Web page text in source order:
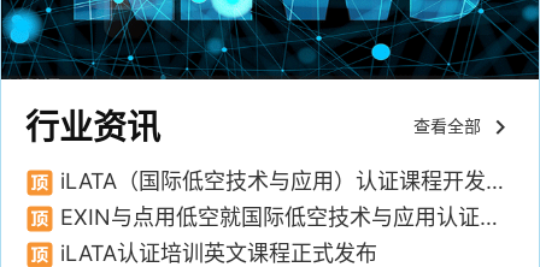
行业资讯 查看全部 keyboard_arrow_right
iLATA（国际低空技术与应用）认证课程开发正式启动
EXIN与点用低空就国际低空技术与应用认证培训达成合作
iLATA认证培训英文课程正式发布